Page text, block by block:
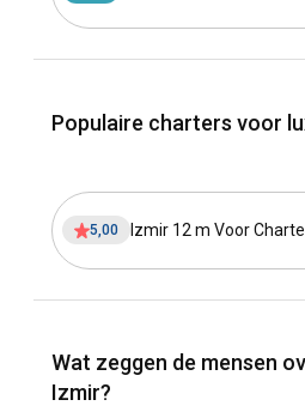
Populaire charters voor
5,00 Izmir 12 m Voor
Wat zeggen de mensen
Izmir?